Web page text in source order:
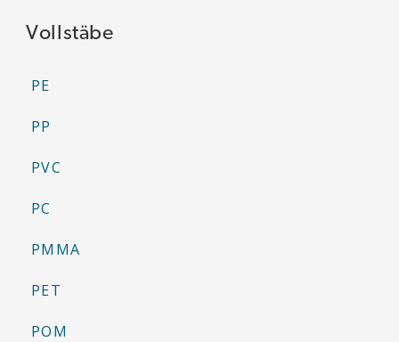
Vollstäbe
PE
PP
PVC
PC
PMMA
PET
POM